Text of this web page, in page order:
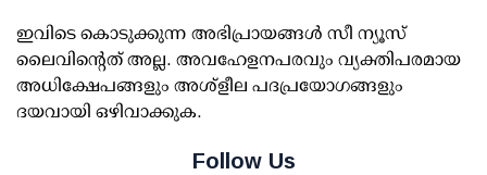
ഇവിടെ കൊടുക്കുന്ന അഭിപ്രായങ്ങള്‍ സീ ന്യൂസ്
ലൈവിന്റെത് അല്ല. അവഹേളനപരവും വ്യക്തിപരമായ
അധിക്ഷേപങ്ങളും അശ്‌ളീല പദപ്രയോഗങ്ങളും
ദയവായി ഒഴിവാക്കുക.
Follow Us